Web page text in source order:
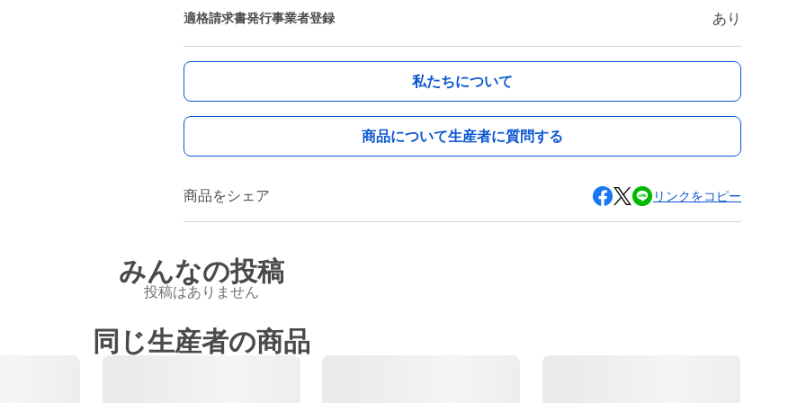
適格請求書発行事業者登録 あり
私たちについて
商品について生産者に質問する
商品をシェア リンクをコピー
みんなの投稿
投稿はありません
同じ生産者の商品